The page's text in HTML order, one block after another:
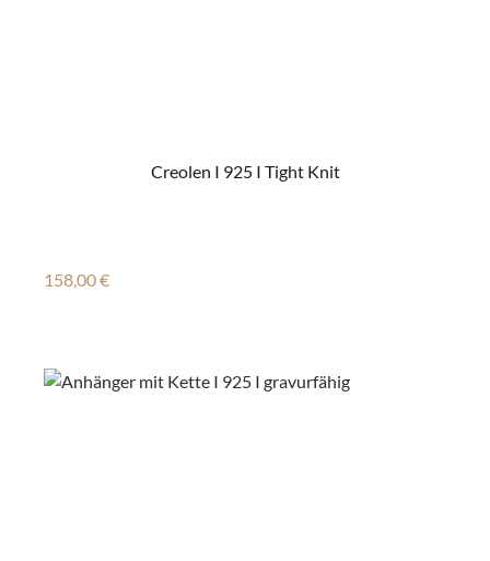
Creolen I 925 I Tight Knit
Regulärer Preis:
158,00 €